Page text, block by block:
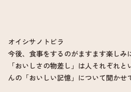
オイシサノトビラ
今後、食事をするのがますます楽しみ
「おいしさの物差し」は人それぞれ
んの「おいしい記憶」について聞かせ